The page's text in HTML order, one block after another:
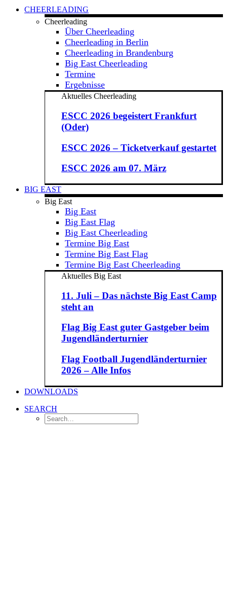
CHEERLEADING
Cheerleading
Über Cheerleading
Cheerleading in Berlin
Cheerleading in Brandenburg
Big East Cheerleading
Termine
Ergebnisse
Aktuelles Cheerleading
ESCC 2026 begeistert Frankfurt
(Oder)
ESCC 2026 – Ticketverkauf gestartet
ESCC 2026 am 07. März
BIG EAST
Big East
Big East
Big East Flag
Big East Cheerleading
Termine Big East
Termine Big East Flag
Termine Big East Cheerleading
Aktuelles Big East
11. Juli – Das nächste Big East Camp
steht an
Flag Big East guter Gastgeber beim
Jugendländerturnier
Flag Football Jugendländerturnier
2026 – Alle Infos
DOWNLOADS
SEARCH